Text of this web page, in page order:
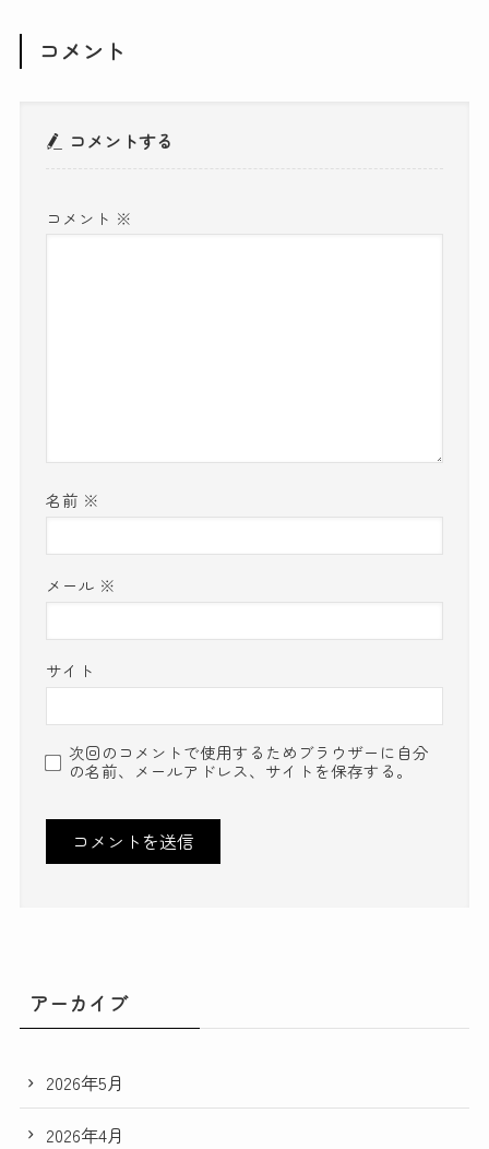
コメント
コメントする
コメント ※
名前 ※
メール ※
サイト
次回のコメントで使用するためブラウザーに自分
の名前、メールアドレス、サイトを保存する。
アーカイブ
2026年5月
2026年4月